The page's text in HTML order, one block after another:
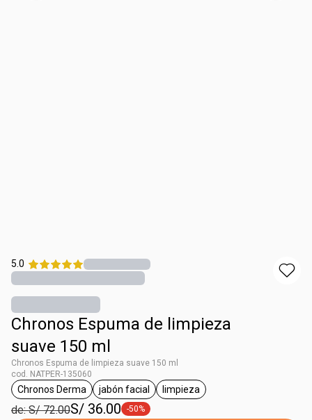
5.0
Chronos Espuma de limpieza
suave 150 ml
Chronos Espuma de limpieza suave 150 ml
cod. NATPER-135060
etiqueta Chronos Derma
Chronos Derma
etiqueta jabón facial
jabón facial
etiqueta limpieza
limpieza
de: S/ 72.00S/ 36.00 etiqueta -50%
-50%